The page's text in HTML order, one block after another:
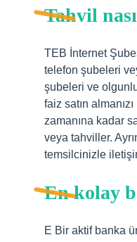
Tahvil
TEB İnternet
telefon şubeleri
şubeleri ve
faiz satın
zamanına kadar
veya tahviller.
temsilcinizle
En kolay
E Bir aktif banka